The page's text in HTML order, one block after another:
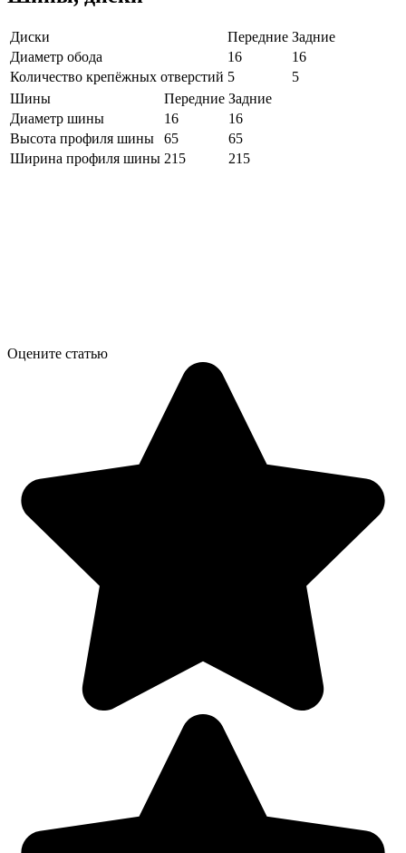
Диски Передние Задние
Диаметр обода
16
16
Количество крепёжных отверстий 5
5
Шины
Передние Задние
Диаметр шины
16
16
Высота профиля шины
65
65
Ширина профиля шины 215 215
Оцените статью